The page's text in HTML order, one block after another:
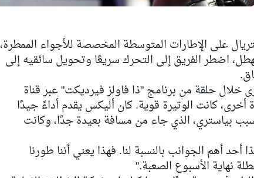
على الإطارات المتوسطة المخصصة للأجواء الممطرة،
اضطر الفريق إلى التحرك سريعًا وتحويل سائقيه إلى
خلال حلقة من برنامج "ذا فاولز فيرديكت" عبر قناة
أخرى، كانت الوتيرة قوية. كان أليكس يقدم أداءً جيدًا
بياستري، الذي جاء من مسافة بعيدة جدًا، وكانت
أهم الجوانب بالنسبة لنا. فهذا يعني أننا طورنا
نهاية الأسبوع الصعبة."